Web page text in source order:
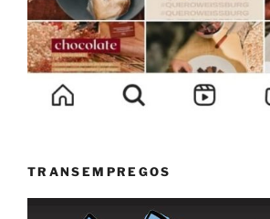
TRANSEMPREGOS